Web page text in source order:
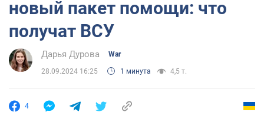
новый пакет помощи: что
получат ВСУ
Дарья Дурова War
28.09.2024 16:25 1 минута 4,5 т.
4